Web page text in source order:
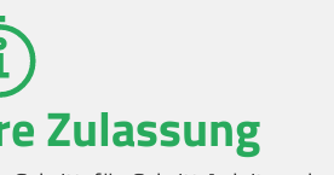
Zulassung